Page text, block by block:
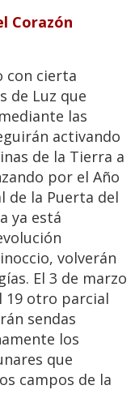
Corazón
con cierta
de Luz que
las
activando
de la Tierra a
por el Año
de la Puerta del
ya está
volverán
El 3 de marzo
19 otro parcial
sendas
los
que
campos de la